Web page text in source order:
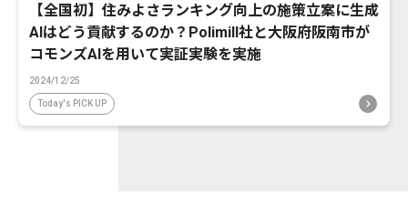
【全国初】住みよさランキング向上の施策立案に生成
AIはどう貢献するのか？Polimill社と大阪府阪南市が
コモンズAIを用いて実証実験を実施
2024/12/25
Today's PICK UP